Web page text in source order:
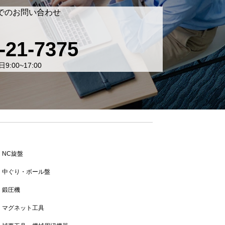
のお問い合わせ
21-7375
9:00~17:00
NC旋盤
中ぐり・ボール盤
鍛圧機
マグネット工具